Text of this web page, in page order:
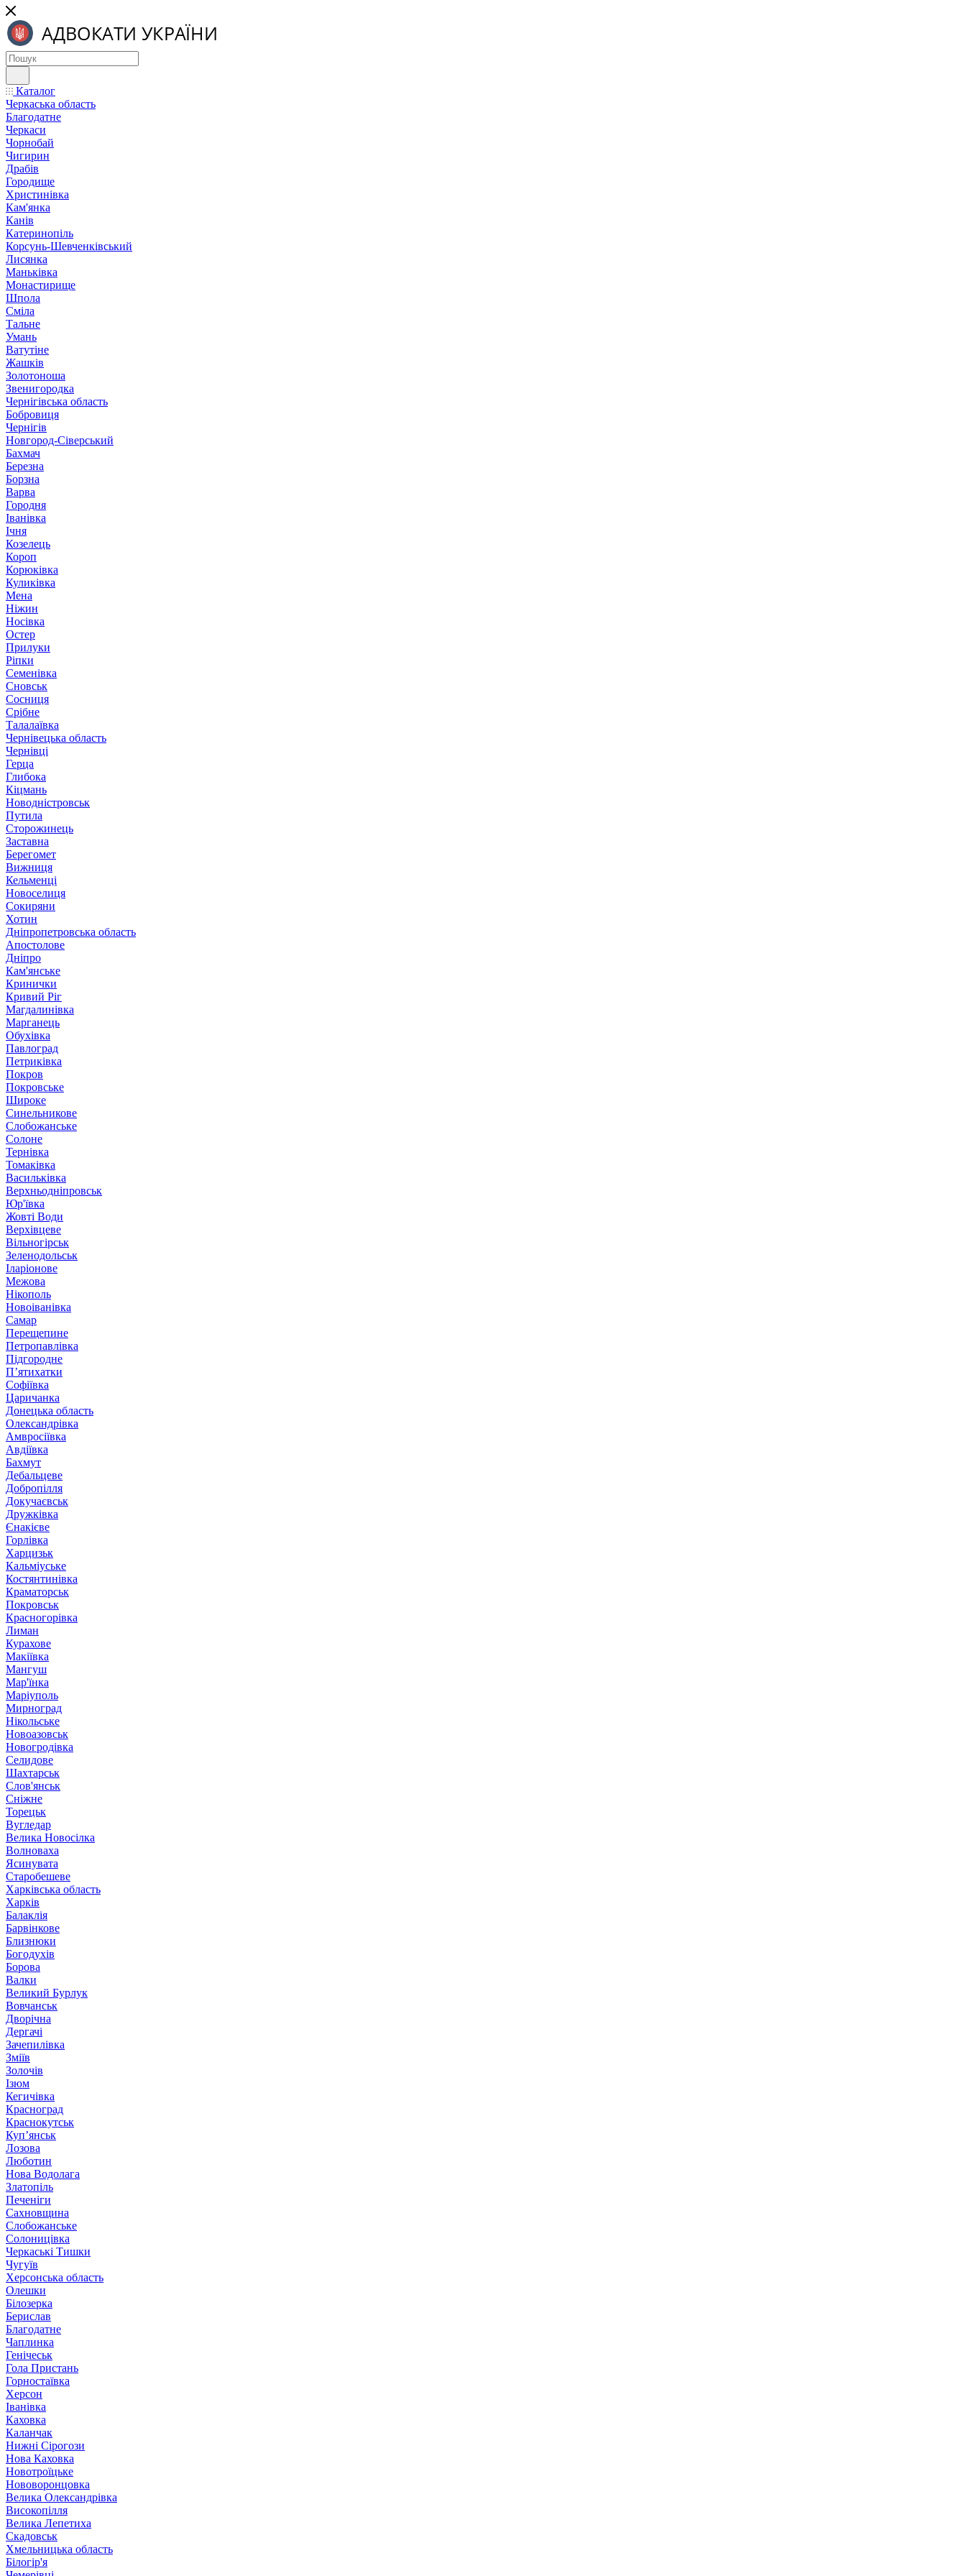
Каталог
Черкаська область
Благодатне
Черкаси
Чорнобай
Чигирин
Драбів
Городище
Христинівка
Кам'янка
Канів
Катеринопіль
Корсунь-Шевченківський
Лисянка
Маньківка
Монастирище
Шпола
Сміла
Тальне
Умань
Ватутіне
Жашків
Золотоноша
Звенигородка
Чернігівська область
Бобровиця
Чернігів
Новгород-Сіверський
Бахмач
Березна
Борзна
Варва
Городня
Іванівка
Ічня
Козелець
Короп
Корюківка
Куликівка
Мена
Ніжин
Носівка
Остер
Прилуки
Ріпки
Семенівка
Сновськ
Сосниця
Срібне
Талалаївка
Чернівецька область
Чернівці
Герца
Глибока
Кіцмань
Новодністровськ
Путила
Сторожинець
Заставна
Берегомет
Вижниця
Кельменці
Новоселиця
Сокиряни
Хотин
Дніпропетровська область
Апостолове
Дніпро
Кам'янське
Кринички
Кривий Ріг
Магдалинівка
Марганець
Обухівка
Павлоград
Петриківка
Покров
Покровське
Широке
Синельникове
Слобожанське
Солоне
Тернівка
Томаківка
Васильківка
Верхньодніпровськ
Юр'ївка
Жовті Води
Верхівцеве
Вільногірськ
Зеленодольськ
Іларіонове
Межова
Нікополь
Новоіванівка
Самар
Перещепине
Петропавлівка
Підгородне
П’ятихатки
Софіївка
Царичанка
Донецька область
Олександрівка
Амвросіївка
Авдіївка
Бахмут
Дебальцеве
Добропілля
Докучаєвськ
Дружківка
Єнакієве
Горлівка
Харцизьк
Кальміуське
Костянтинівка
Краматорськ
Покровськ
Красногорівка
Лиман
Курахове
Макіївка
Мангуш
Мар'їнка
Маріуполь
Мирноград
Нікольське
Новоазовськ
Новогродівка
Селидове
Шахтарськ
Слов'янськ
Сніжне
Торецьк
Вугледар
Велика Новосілка
Волноваха
Ясинувата
Старобешеве
Харківська область
Харків
Балаклія
Барвінкове
Близнюки
Богодухів
Борова
Валки
Великий Бурлук
Вовчанськ
Дворічна
Дергачі
Зачепилівка
Зміїв
Золочів
Ізюм
Кегичівка
Красноград
Краснокутськ
Куп’янськ
Лозова
Люботин
Нова Водолага
Златопіль
Печеніги
Сахновщина
Слобожанське
Солоницівка
Черкаські Тишки
Чугуїв
Херсонська область
Олешки
Білозерка
Берислав
Благодатне
Чаплинка
Генічеськ
Гола Пристань
Горностаївка
Херсон
Іванівка
Каховка
Каланчак
Нижні Сірогози
Нова Каховка
Новотроїцьке
Нововоронцовка
Велика Олександрівка
Високопілля
Велика Лепетиха
Скадовськ
Хмельницька область
Білогір'я